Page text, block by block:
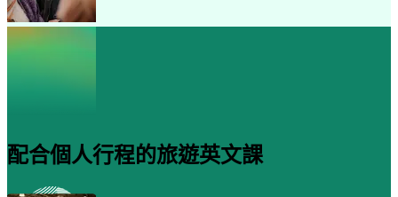
配合個人行程的旅遊英文課